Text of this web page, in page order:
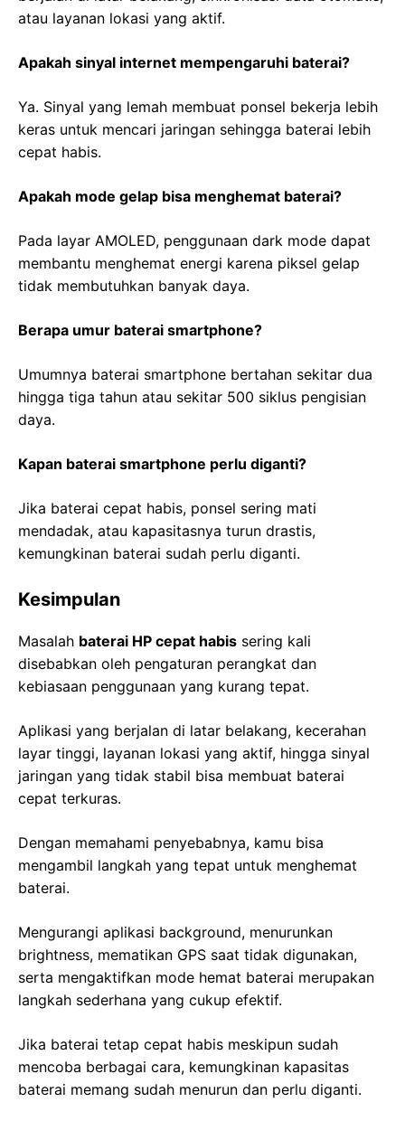
atau layanan lokasi yang aktif.
Apakah sinyal internet mempengaruhi baterai?
Ya. Sinyal yang lemah membuat ponsel bekerja lebih
keras untuk mencari jaringan sehingga baterai lebih
cepat habis.
Apakah mode gelap bisa menghemat baterai?
Pada layar AMOLED, penggunaan dark mode dapat
membantu menghemat energi karena piksel gelap
tidak membutuhkan banyak daya.
Berapa umur baterai smartphone?
Umumnya baterai smartphone bertahan sekitar dua
hingga tiga tahun atau sekitar 500 siklus pengisian
daya.
Kapan baterai smartphone perlu diganti?
Jika baterai cepat habis, ponsel sering mati
mendadak, atau kapasitasnya turun drastis,
kemungkinan baterai sudah perlu diganti.
Kesimpulan
Masalah baterai HP cepat habis sering kali
disebabkan oleh pengaturan perangkat dan
kebiasaan penggunaan yang kurang tepat.
Aplikasi yang berjalan di latar belakang, kecerahan
layar tinggi, layanan lokasi yang aktif, hingga sinyal
jaringan yang tidak stabil bisa membuat baterai
cepat terkuras.
Dengan memahami penyebabnya, kamu bisa
mengambil langkah yang tepat untuk menghemat
baterai.
Mengurangi aplikasi background, menurunkan
brightness, mematikan GPS saat tidak digunakan,
serta mengaktifkan mode hemat baterai merupakan
langkah sederhana yang cukup efektif.
Jika baterai tetap cepat habis meskipun sudah
mencoba berbagai cara, kemungkinan kapasitas
baterai memang sudah menurun dan perlu diganti.